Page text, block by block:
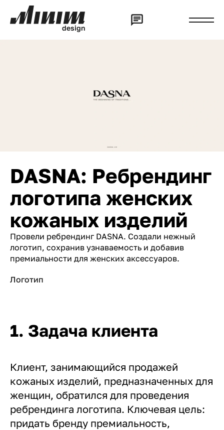
design
DASNA: Ребрендинг
логотипа женских
кожаных изделий
Провели ребрендинг DASNA. Создали нежный
логотип, сохранив узнаваемость и добавив
премиальности для женских аксессуаров.
Логотип
1. Задача клиента
Клиент, занимающийся продажей
кожаных изделий, предназначенных для
женщин, обратился для проведения
ребрендинга логотипа. Ключевая цель:
придать бренду премиальность,